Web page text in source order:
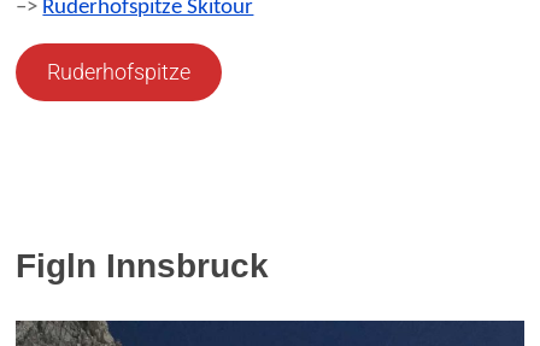
–> Ruderhofspitze Skitour
Ruderhofspitze
Figln Innsbruck